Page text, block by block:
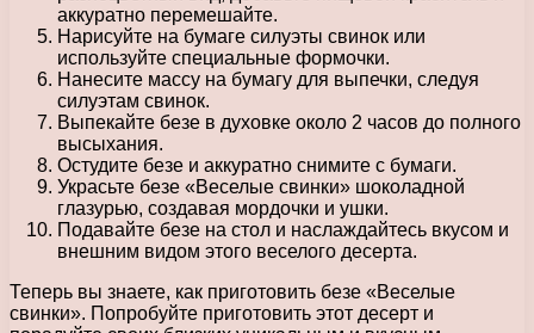
аккуратно перемешайте.
Нарисуйте на бумаге силуэты свинок или
используйте специальные формочки.
Нанесите массу на бумагу для выпечки, следуя
силуэтам свинок.
Выпекайте безе в духовке около 2 часов до полного
высыхания.
Остудите безе и аккуратно снимите с бумаги.
Украсьте безе «Веселые свинки» шоколадной
глазурью, создавая мордочки и ушки.
Подавайте безе на стол и наслаждайтесь вкусом и
внешним видом этого веселого десерта.
Теперь вы знаете, как приготовить безе «Веселые
свинки». Попробуйте приготовить этот десерт и